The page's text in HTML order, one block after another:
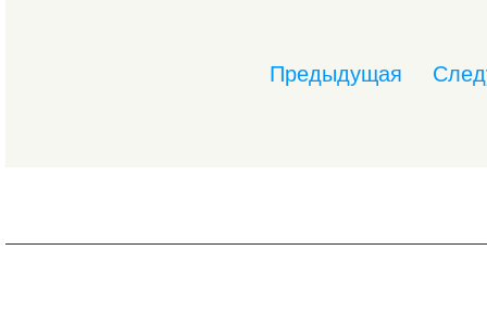
Предыдущая